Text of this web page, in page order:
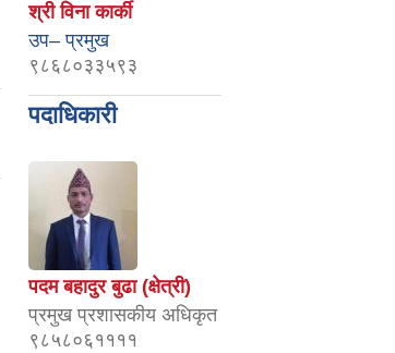
श्री विना कार्की
उप– प्रमुख
९८६८०३३५९३
पदाधिकारी
पदम बहादुर बुढा (क्षेत्री)
प्रमुख प्रशासकीय अधिकृत
९८५८०६११११